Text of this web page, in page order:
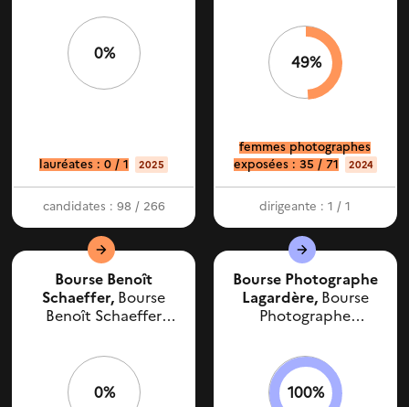
0%
lauréates : 0 / 1 2025
candidates : 98 / 266
49%
femmes photographes
exposées : 35 / 71
2024
dirigeante : 1 / 1
Bourse Benoît
Schaeffer, Bourse
Benoît Schaeffer
0%
Bourse Photographe
Lagardère, Bourse
Photographe
100%